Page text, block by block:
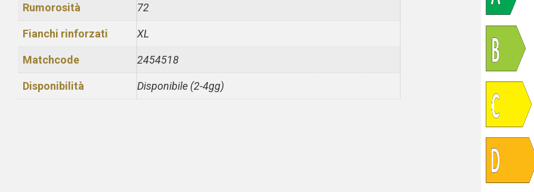
Rumorosità 72
Fianchi rinforzati XL
Matchcode 2454518
Disponibilità Disponibile (2-4gg)